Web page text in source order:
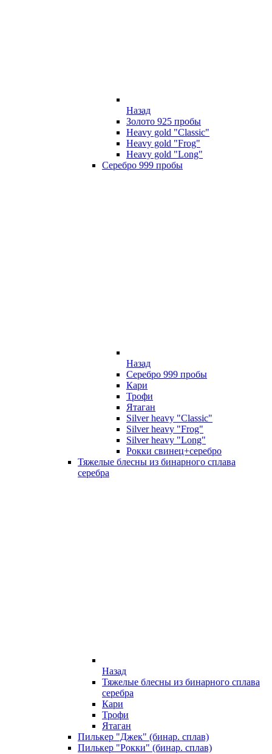
Назад
Золото 925 пробы
Heavy gold "Classic"
Heavy gold "Frog"
Heavy gold "Long"
Серебро 999 пробы
Назад
Серебро 999 пробы
Кари
Трофи
Ятаган
Silver heavy "Classic"
Silver heavy "Frog"
Silver heavy "Long"
Рокки свинец+серебро
Тяжелые блесны из бинарного сплава
серебра
Назад
Тяжелые блесны из бинарного сплава
серебра
Кари
Трофи
Ятаган
Пилькер "Джек" (бинар. сплав)
Пилькер "Рокки" (бинар. сплав)